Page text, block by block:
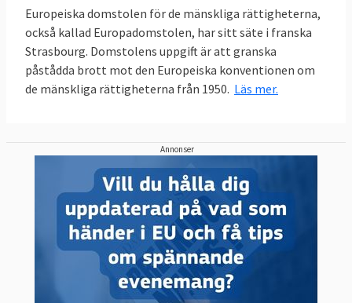
Europeiska domstolen för de mänskliga rättigheterna,
också kallad Europadomstolen, har sitt säte i franska
Strasbourg. Domstolens uppgift är att granska
påstådda brott mot den Europeiska konventionen om
de mänskliga rättigheterna från 1950. Läs mer.
Annonser